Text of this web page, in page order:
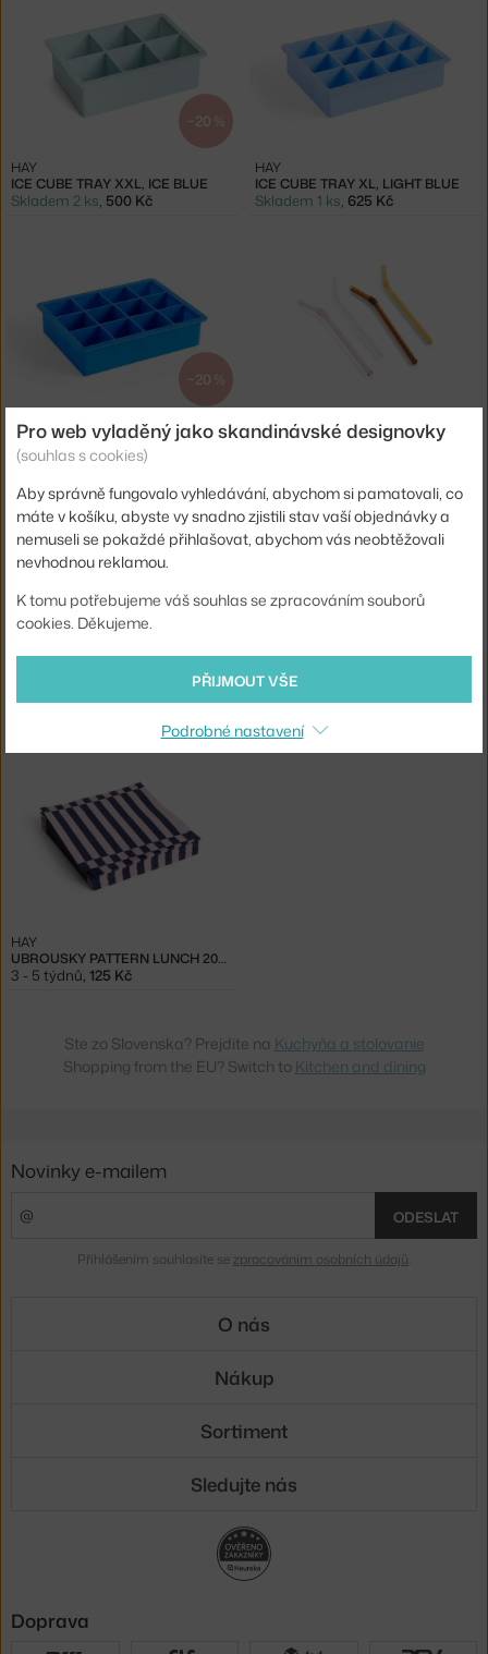
−20 %
ICE CUBE TRAY XXL, ICE BLUE
HAY
Skladem 2 ks, 500 Kč
ICE CUBE TRAY XL, LIGHT BLUE
HAY
Skladem 1 ks, 625 Kč
−20 %
ICE CUBE TRAY XL, BLUE
HAY
Skladem > 5 ks,500 Kč
HAY
UBROUSKY PATTERN DINNER 20KS, LIGHT PINK AND DARK BLUE PILLAR STRIPE UBROUSKY PATTERN LUNCH 20KS, GREY AND BLUE PILLAR STRIPE
HAY
UBROUSKY PATTERN LUNCH 20KS, LIGHT PINK AND DARK BLUE PILLAR STRIPE
HAY
3 - 5 týdnů, 125 Kč
Ste zo Slovenska? Prejdite na Kuchyňa a stolovanie
Shopping from the EU? Switch to Kitchen and dining
Pro web vyladěný jako skandinávské designovky
(souhlas s cookies)
Aby správně fungovalo vyhledávání, abychom si pamatovali, co
máte v košíku, abyste vy snadno zjistili stav vaší objednávky a
nemuseli se pokaždé přihlašovat, abychom vás neobtěžovali
nevhodnou reklamou.
K tomu potřebujeme váš souhlas se zpracováním souborů
cookies. Děkujeme.
PŘIJMOUT VŠE
Podrobné nastavení
Novinky e-mailem
ODESLAT
Přihlášením souhlasíte se zpracováním osobních údajů
O nás
Nákup
Sortiment
Sledujte nás
Doprava